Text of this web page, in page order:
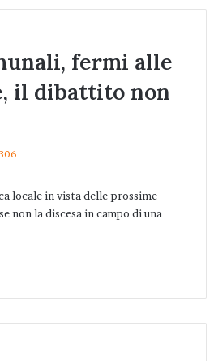
fermi alle
il dibattito non
locale in vista delle prossime
non la discesa in campo di una